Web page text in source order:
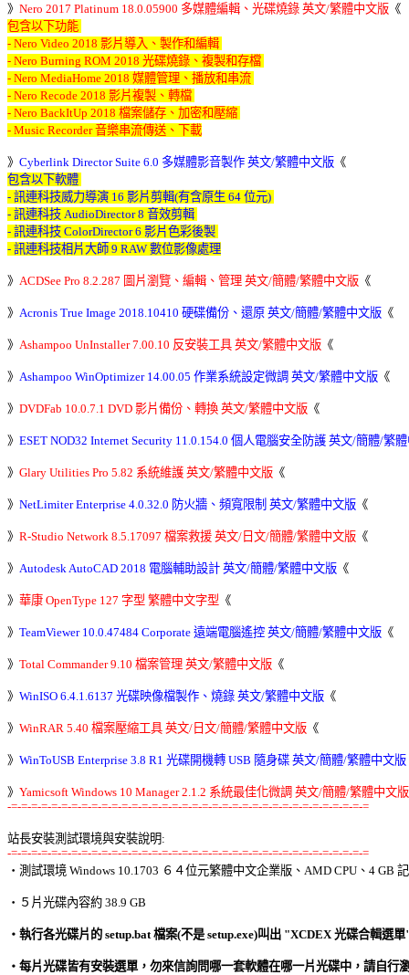
》 Nero 2017 Platinum 18.0.05900 多媒體編輯、光碟燒錄 英文/繁體中文版 《
包含以下功能
- Nero Video 2018 影片導入、製作和編輯
- Nero Burning ROM 2018 光碟燒錄、複製和存檔
- Nero MediaHome 2018 媒體管理、播放和串流
- Nero Recode 2018 影片複製、轉檔
- Nero BackItUp 2018 檔案儲存、加密和壓縮
- Music Recorder 音樂串流傳送、下載
》 Cyberlink Director Suite 6.0 多媒體影音製作 英文/繁體中文版 《
包含以下軟體
- 訊連科技威力導演 16 影片剪輯(有含原生 64 位元)
- 訊連科技 AudioDirector 8 音效剪輯
- 訊連科技 ColorDirector 6 影片色彩後製
- 訊連科技相片大師 9 RAW 數位影像處理
》 ACDSee Pro 8.2.287 圖片瀏覽、編輯、管理 英文/簡體/繁體中文版 《
》 Acronis True Image 2018.10410 硬碟備份、還原 英文/簡體/繁體中文版 《
》 Ashampoo UnInstaller 7.00.10 反安裝工具 英文/繁體中文版 《
》 Ashampoo WinOptimizer 14.00.05 作業系統設定微調 英文/繁體中文版 《
》 DVDFab 10.0.7.1 DVD 影片備份、轉換 英文/繁體中文版 《
》 ESET NOD32 Internet Security 11.0.154.0 個人電腦安全防護 英文/簡體/繁
》 Glary Utilities Pro 5.82 系統維護 英文/繁體中文版 《
》 NetLimiter Enterprise 4.0.32.0 防火牆、頻寬限制 英文/繁體中文版 《
》 R-Studio Network 8.5.17097 檔案救援 英文/日文/簡體/繁體中文版 《
》 Autodesk AutoCAD 2018 電腦輔助設計 英文/簡體/繁體中文版 《
》 華康 OpenType 127 字型 繁體中文字型 《
》 TeamViewer 10.0.47484 Corporate 遠端電腦遙控 英文/簡體/繁體中文版 《
》 Total Commander 9.10 檔案管理 英文/繁體中文版 《
》 WinISO 6.4.1.6137 光碟映像檔製作、燒錄 英文/繁體中文版 《
》 WinRAR 5.40 檔案壓縮工具 英文/日文/簡體/繁體中文版 《
》 WinToUSB Enterprise 3.8 R1 光碟開機轉 USB 隨身碟 英文/簡體/繁體中文版
》 Yamicsoft Windows 10 Manager 2.1.2 系統最佳化微調 英文/簡體/繁體中文版
-=-=-=-=-=-=-=-=-=-=-=-=-=-=-=-=-=-=-=-=-=-=-=-=-=-=-=-=-=-=-=-=-=-=-=-=
站長安裝測試環境與安裝說明:
-=-=-=-=-=-=-=-=-=-=-=-=-=-=-=-=-=-=-=-=-=-=-=-=-=-=-=-=-=-=-=-=-=-=-=-=
‧測試環境 Windows 10.1703 ６４位元繁體中文企業版、AMD CPU、4 GB
‧５片光碟內容約 38.9 GB
‧每片光碟皆有安裝選單，勿來信詢問哪一套軟體在哪一片光碟中，請自行